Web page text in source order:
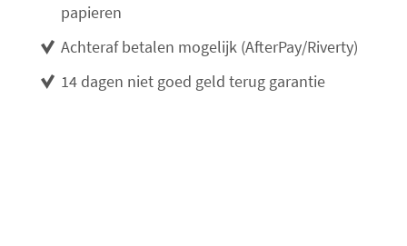
papieren
Achteraf betalen mogelijk (AfterPay/Riverty)
14 dagen niet goed geld terug garantie